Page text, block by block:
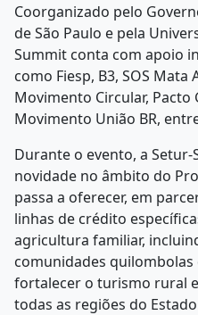
Coorganizado pelo
de São Paulo e pela
Summit conta com apoio
como Fiesp, B3, SOS Mata
Movimento Circular, Pacto
Movimento União BR,
Durante o evento, a
novidade no âmbito do
passa a oferecer, em
linhas de crédito
agricultura familiar,
comunidades
fortalecer o turismo rural
todas as regiões do